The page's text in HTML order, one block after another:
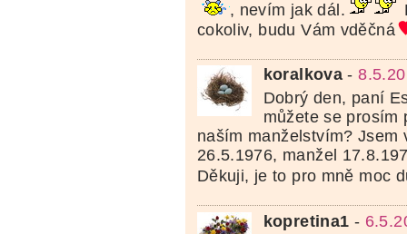
, nevím jak dál.
cokoliv, budu Vám vděčná
koralkova -
Dobrý den, paní
můžete se prosím
naším manželstvím? Jsem
26.5.1976, manžel
Děkuji, je to pro mně moc
kopretina1 -